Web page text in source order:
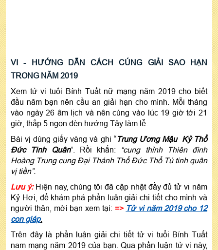
VI - HƯỚNG DẪN CÁCH CÚNG GIẢI SAO HẠN
TRONG NĂM 2019
Xem tử vi tuổi Bính Tuất nữ mạng năm 2019 cho biết
đầu năm bạn nên cầu an giải hạn cho mình. Mỗi tháng
vào ngày 26 âm lịch và nên cúng vào lúc 19 giờ tới 21
giờ, thắp 5 ngọn đèn hướng Tây làm lễ.
Bài vị dùng giấy vàng và ghi “Trung Ương Mậu Kỷ Thổ
Đức Tinh Quân”. Rồi khấn: “cung thỉnh Thiên đình
Hoàng Trung cung Đại Thánh Thổ Đức Thổ Tú tinh quân
vị tiền”.
Lưu ý: Hiện nay, chúng tôi đã cập nhật đầy đủ tử vi năm
Kỷ Hợi, để khám phá phần luận giải chi tiết cho mình và
người thân, mời bạn xem tại: => Tử vi năm 2019 cho 12
con giáp.
Trên đây là phần luận giải chi tiết tử vi tuổi Bính Tuất
nam mạng năm 2019 của bạn. Qua phần luận tử vi này,